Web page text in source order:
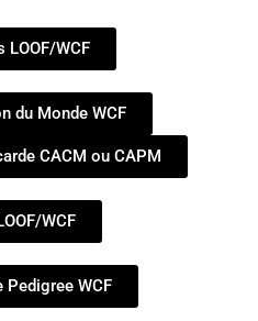
LOOF/WCF
du Monde WCF
CACM ou CAPM
WCF
Pedigree WCF